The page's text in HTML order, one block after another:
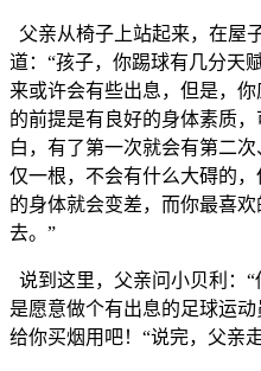
父亲从椅子上站起来，在屋
道：“孩子，你踢球有几分天
来或许会有些出息，但是，
的前提是有良好的身体素质
白，有了第一次就会有第二
仅一根，不会有什么大碍的
的身体就会变差，而你最喜
去。”
说到这里，父亲问小贝利：
是愿意做个有出息的足球运
给你买烟用吧！“说完，父亲